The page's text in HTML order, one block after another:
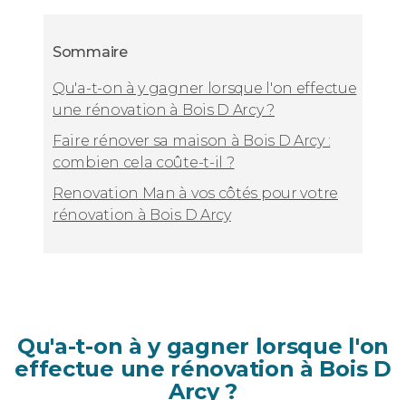
Sommaire
Qu'a-t-on à y gagner lorsque l'on effectue
une rénovation à Bois D Arcy ?
Faire rénover sa maison à Bois D Arcy :
combien cela coûte-t-il ?
Renovation Man à vos côtés pour votre
rénovation à Bois D Arcy
Qu'a-t-on à y gagner lorsque l'on
effectue une rénovation à Bois D
Arcy ?